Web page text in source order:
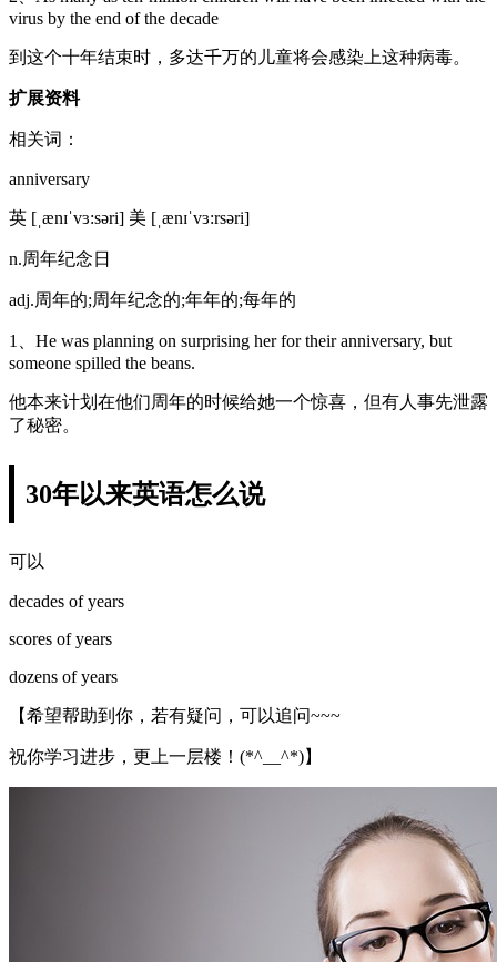
virus by the end of the decade
到这个十年结束时，多达千万的儿童将会感染上这种病毒。
扩展资料
相关词：
anniversary
英 [ˌænɪˈvɜ:səri] 美 [ˌænɪˈvɜ:rsəri]
n.周年纪念日
adj.周年的;周年纪念的;年年的;每年的
1、He was planning on surprising her for their anniversary, but
someone spilled the beans.
他本来计划在他们周年的时候给她一个惊喜，但有人事先泄露
了秘密。
30年以来英语怎么说
可以
decades of years
scores of years
dozens of years
【希望帮助到你，若有疑问，可以追问~~~
祝你学习进步，更上一层楼！(*^__^*)】